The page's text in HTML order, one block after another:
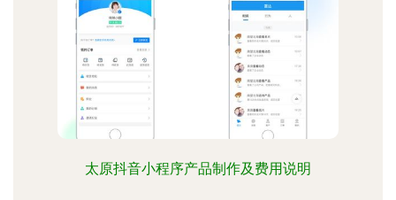
太原抖音小程序产品制作及费用说明